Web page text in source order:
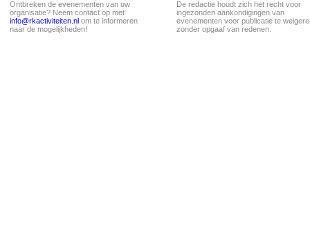
Ontbreken de evenementen van uw
organisatie? Neem contact op met
info@rkactiviteiten.nl om te informeren
naar de mogelijkheden!
De redactie houdt zich het recht voor
ingezonden aankondigingen van
evenementen voor publicatie te
zonder opgaaf van redenen.